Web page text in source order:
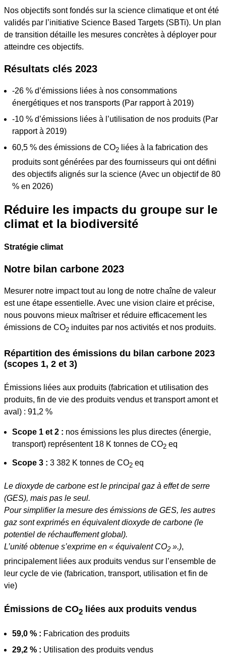
Nos objectifs sont fondés sur la science climatique et ont été
validés par l’initiative Science Based Targets (SBTi). Un plan
de transition détaille les mesures concrètes à déployer pour
atteindre ces objectifs.
Résultats clés 2023
-26 % d’émissions liées à nos consommations
énergétiques et nos transports (Par rapport à 2019)
-10 % d’émissions liées à l’utilisation de nos produits (Par
rapport à 2019)
60,5 % des émissions de CO2 liées à la fabrication des
produits sont générées par des fournisseurs qui ont défini
des objectifs alignés sur la science (Avec un objectif de 80
% en 2026)
Réduire les impacts du groupe sur le
climat et la biodiversité
Stratégie climat
Notre bilan carbone 2023
Mesurer notre impact tout au long de notre chaîne de valeur
est une étape essentielle. Avec une vision claire et précise,
nous pouvons mieux maîtriser et réduire efficacement les
émissions de CO2 induites par nos activités et nos produits.
Répartition des émissions du bilan carbone 2023
(scopes 1, 2 et 3)
Émissions liées aux produits (fabrication et utilisation des
produits, fin de vie des produits vendus et transport amont et
aval) : 91,2 %
Scope 1 et 2 : nos émissions les plus directes (énergie,
transport) représentent 18 K tonnes de CO2 eq
Scope 3 : 3 382 K tonnes de CO2 eq
Le dioxyde de carbone est le principal gaz à effet de serre
(GES), mais pas le seul.
Pour simplifier la mesure des émissions de GES, les autres
gaz sont exprimés en équivalent dioxyde de carbone (le
potentiel de réchauffement global).
L’unité obtenue s’exprime en « équivalent CO2 ».),
principalement liées aux produits vendus sur l’ensemble de
leur cycle de vie (fabrication, transport, utilisation et fin de
vie)
Émissions de CO2 liées aux produits vendus
59,0 % : Fabrication des produits
29,2 % : Utilisation des produits vendus